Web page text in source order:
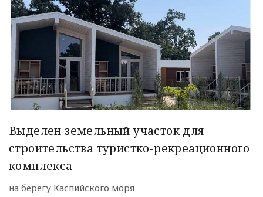
Выделен земельный участок для
строительства туристко-рекреационного
комплекса
на берегу Каспийского моря